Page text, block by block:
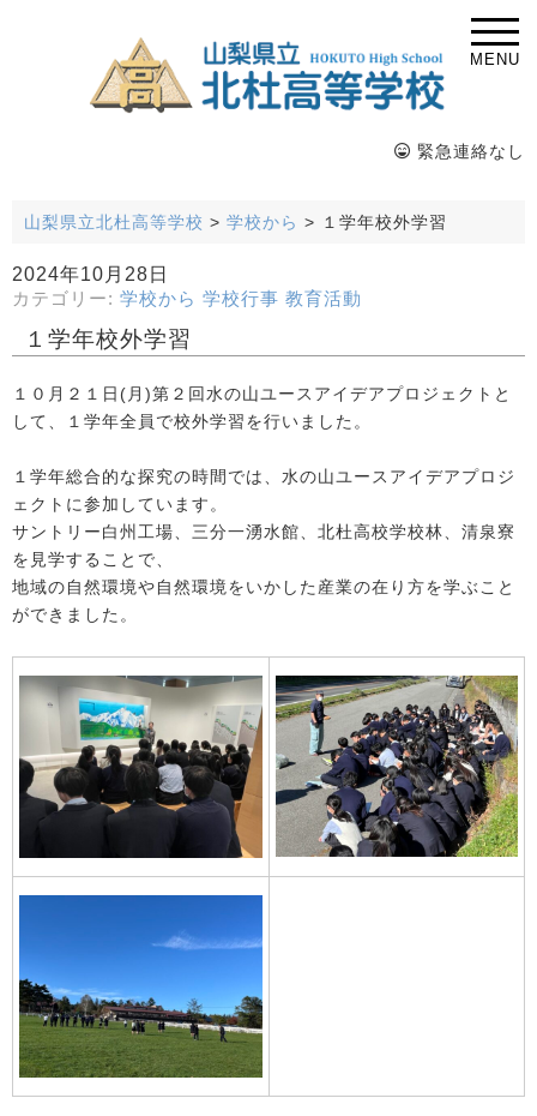
MENU
緊急連絡なし
山梨県立北杜高等学校 > 学校から > １学年校外学習
2024年10月28日
カテゴリー: 学校から 学校行事 教育活動
１学年校外学習
１０月２１日(月)第２回水の山ユースアイデアプロジェクトと
して、１学年全員で校外学習を行いました。
１学年総合的な探究の時間では、水の山ユースアイデアプロジ
ェクトに参加しています。
サントリー白州工場、三分一湧水館、北杜高校学校林、清泉寮
を見学することで、
地域の自然環境や自然環境をいかした産業の在り方を学ぶこと
ができました。